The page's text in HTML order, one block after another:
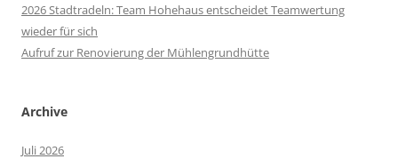
2026 Stadtradeln: Team Hohehaus entscheidet Teamwertung
wieder für sich
Aufruf zur Renovierung der Mühlengrundhütte
Archive
Juli 2026